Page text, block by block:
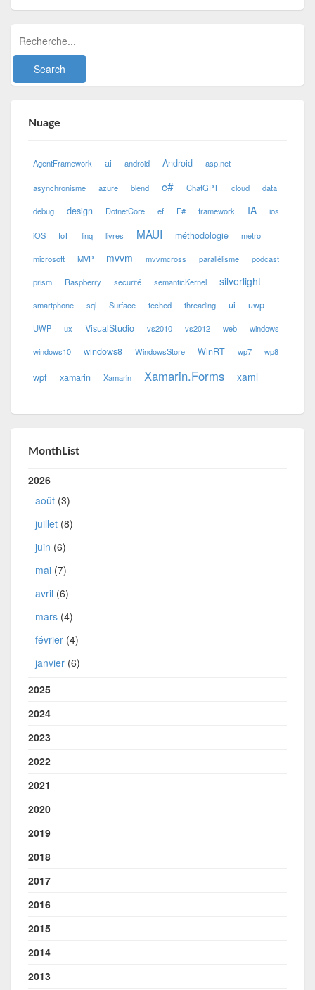
Nuage
AgentFramework ai android Android asp.net
asynchronisme azure blend c# ChatGPT cloud data
debug design DotnetCore ef F# framework IA ios
iOS IoT linq livres MAUI méthodologie metro
microsoft MVP mvvm mvvmcross parallélisme podcast
prism Raspberry securité semanticKernel silverlight
smartphone sql Surface teched threading ui uwp
UWP ux VisualStudio vs2010 vs2012 web windows
windows10 windows8 WindowsStore WinRT wp7 wp8
wpf xamarin Xamarin Xamarin.Forms xaml
MonthList
2026
août (3)
juillet (8)
juin (6)
mai (7)
avril (6)
mars (4)
février (4)
janvier (6)
2025
2024
2023
2022
2021
2020
2019
2018
2017
2016
2015
2014
2013